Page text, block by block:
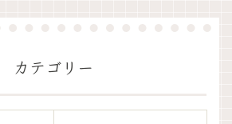
カテゴリー